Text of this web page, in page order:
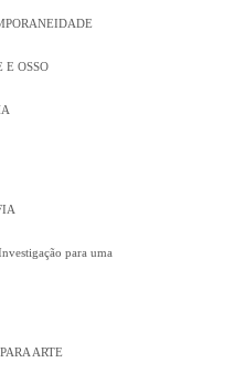
E OSSO
para uma
ARTE